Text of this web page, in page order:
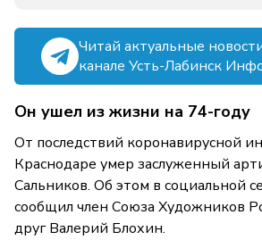
Читай актуальные
канале Усть-Лабинск
Он ушел из жизни на 74-году
От последствий коронавирусной
Краснодаре умер заслуженный
Сальников. Об этом в социальной
сообщил член Союза Художников
друг Валерий Блохин.